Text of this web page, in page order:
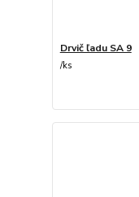
Drvič ľadu SA 9
/ks